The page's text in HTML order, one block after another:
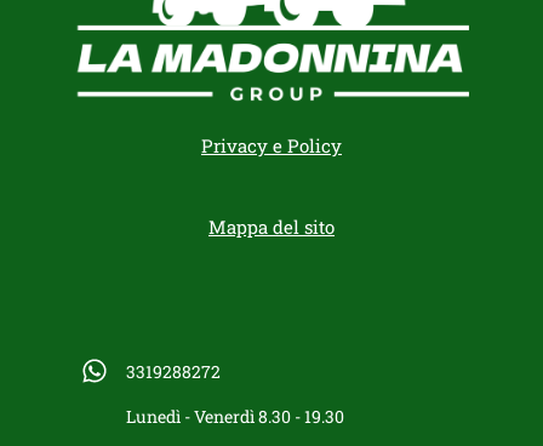
Privacy e Policy
Mappa del sito
3319288272
Lunedì - Venerdì 8.30 - 19.30